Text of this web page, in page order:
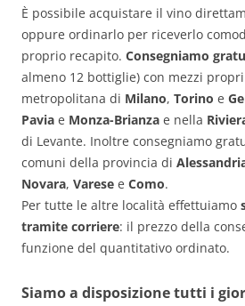
È possibile acquistare il vino
oppure ordinarlo per riceverlo
proprio recapito. Consegniamo
almeno 12 bottiglie) con mezzi propri
metropolitana di Milano, Torino e
Pavia e Monza-Brianza e nella
di Levante. Inoltre consegniamo
comuni della provincia di
Novara, Varese e Como.
Per tutte le altre località effettuiamo
tramite corriere: il prezzo della
funzione del quantitativo ordinato.
Siamo a disposizione tutti i